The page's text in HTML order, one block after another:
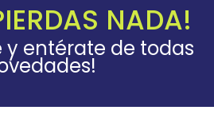
NADA!
y entérate de todas